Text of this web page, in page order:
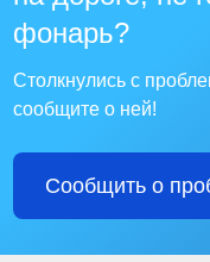
фонарь?
Столкнулись с
сообщите о ней!
Сообщить о